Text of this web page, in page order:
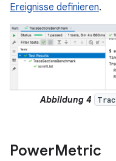
Ereignisse definieren.
Abbildung 4
PowerMetric